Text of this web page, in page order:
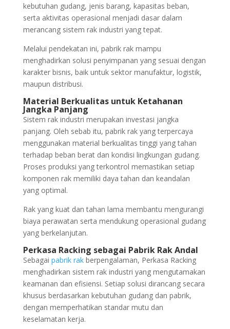
kebutuhan gudang, jenis barang, kapasitas beban,
serta aktivitas operasional menjadi dasar dalam
merancang sistem rak industri yang tepat.
Melalui pendekatan ini, pabrik rak mampu
menghadirkan solusi penyimpanan yang sesuai dengan
karakter bisnis, baik untuk sektor manufaktur, logistik,
maupun distribusi.
Material Berkualitas untuk Ketahanan
Jangka Panjang
Sistem rak industri merupakan investasi jangka
panjang. Oleh sebab itu, pabrik rak yang terpercaya
menggunakan material berkualitas tinggi yang tahan
terhadap beban berat dan kondisi lingkungan gudang.
Proses produksi yang terkontrol memastikan setiap
komponen rak memiliki daya tahan dan keandalan
yang optimal.
Rak yang kuat dan tahan lama membantu mengurangi
biaya perawatan serta mendukung operasional gudang
yang berkelanjutan.
Perkasa Racking sebagai Pabrik Rak Andal
Sebagai pabrik rakberpengalaman, Perkasa Racking
menghadirkan sistem rak industri yang mengutamakan
keamanan dan efisiensi. Setiap solusi dirancang secara
khusus berdasarkan kebutuhan gudang dan pabrik,
dengan memperhatikan standar mutu dan
keselamatan kerja.